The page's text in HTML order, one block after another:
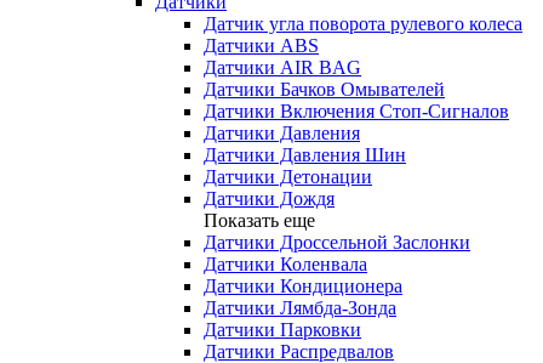
Датчик угла поворота рулевого колеса
Датчики ABS
Датчики AIR BAG
Датчики Бачков Омывателей
Датчики Включения Стоп-Сигналов
Датчики Давления
Датчики Давления Шин
Датчики Детонации
Датчики Дождя
Показать еще
Датчики Дроссельной Заслонки
Датчики Коленвала
Датчики Кондиционера
Датчики Лямбда-Зонда
Датчики Парковки
Датчики Распредвалов